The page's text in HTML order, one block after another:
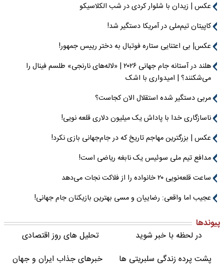
عکس | زیدان با شلوار کردی در شب الکلاسیکو
کاپیتان تیم‌ملی در آمریکا دستگیر شد!
عکس| بی اعتنایی ستاره فوتبال به دختر رییس جمهور!
هلند در آستانه جام جهانی ۲۰۲۶ | «لاله‌های نارنجی» طلسم فینال را
می‌شکنند؟ | امیدواری با اشک
مربی دستگیر شده استقلال الان کجاست؟
ناسازگاری خدا با پاداش یک میلیون دلاری قلعه نویی!
عکس | بزرگترین مهاجم تاریخ که در جام‌جهانی بازی نکرد!
مدافع تیم ملی سوئیس یک نابغه ریاضی است!
ساعت قلعه‌نویی ۲۰ خانواده را از فلاکت نجات می‌دهد
عجیب اما واقعی: رضاییان و مسی بهترین بازیکنان جام جهانی!
پیوندها
در لحظه با خبر شوید
تحلیل های روز اقتصادی
پشت پرده زندگی سلبریتی ها
خبرهای جذاب ایران و جهان